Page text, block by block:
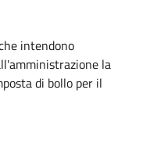
intendono
la
di bollo per il